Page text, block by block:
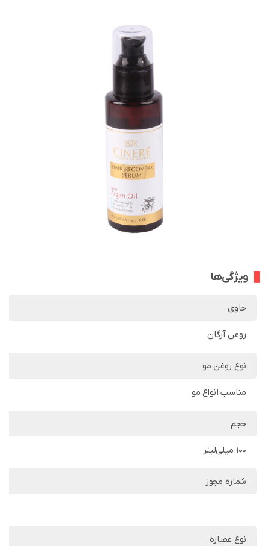
ویژگی‌ها
حاوی
روغن آرگان
نوع روغن مو
مناسب انواع مو
حجم
100 میلی‌لیتر
شماره مجوز
نوع عصاره